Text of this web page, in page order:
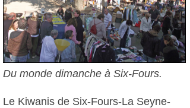
Du monde dimanche à Six-Fours.
Le Kiwanis de Six-Fours-La Seyne-